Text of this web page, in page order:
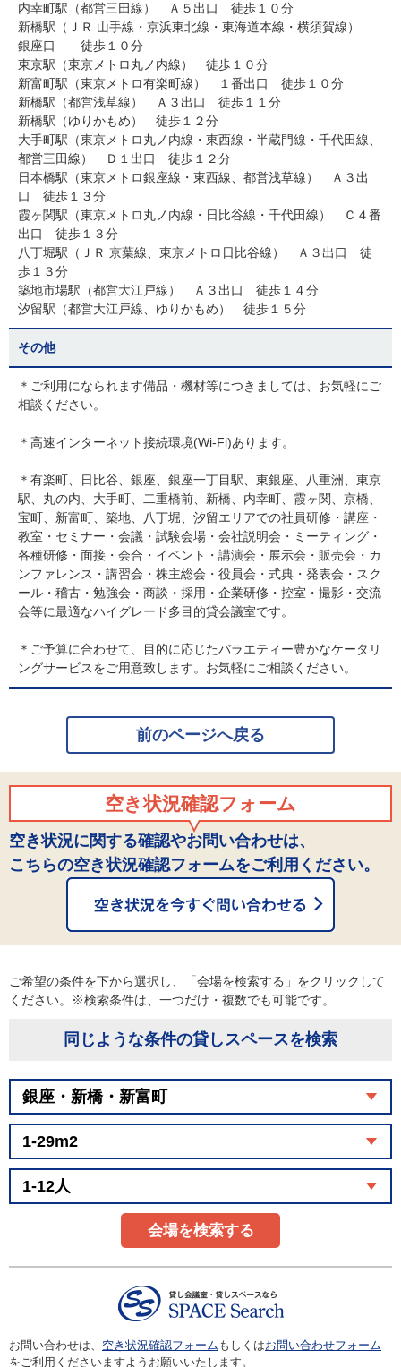
内幸町駅（都営三田線） Ａ５出口 徒歩１０分
新橋駅（ＪＲ 山手線・京浜東北線・東海道本線・横須賀線）
銀座口 徒歩１０分
東京駅（東京メトロ丸ノ内線） 徒歩１０分
新富町駅（東京メトロ有楽町線） １番出口 徒歩１０分
新橋駅（都営浅草線） Ａ３出口 徒歩１１分
新橋駅（ゆりかもめ） 徒歩１２分
大手町駅（東京メトロ丸ノ内線・東西線・半蔵門線・千代田線、
都営三田線） Ｄ１出口 徒歩１２分
日本橋駅（東京メトロ銀座線・東西線、都営浅草線） Ａ３出
口 徒歩１３分
霞ヶ関駅（東京メトロ丸ノ内線・日比谷線・千代田線） Ｃ４番
出口 徒歩１３分
八丁堀駅（ＪＲ 京葉線、東京メトロ日比谷線） Ａ３出口 徒
歩１３分
築地市場駅（都営大江戸線） Ａ３出口 徒歩１４分
汐留駅（都営大江戸線、ゆりかもめ） 徒歩１５分
その他
＊ご利用になられます備品・機材等につきましては、お気軽にご
相談ください。
＊高速インターネット接続環境(Wi-Fi)あります。
＊有楽町、日比谷、銀座、銀座一丁目駅、東銀座、八重洲、東京
駅、丸の内、大手町、二重橋前、新橋、内幸町、霞ヶ関、京橋、
宝町、新富町、築地、八丁堀、汐留エリアでの社員研修・講座・
教室・セミナー・会議・試験会場・会社説明会・ミーティング・
各種研修・面接・会合・イベント・講演会・展示会・販売会・カ
ンファレンス・講習会・株主総会・役員会・式典・発表会・スク
ール・稽古・勉強会・商談・採用・企業研修・控室・撮影・交流
会等に最適なハイグレード多目的貸会議室です。
＊ご予算に合わせて、目的に応じたバラエティー豊かなケータリ
ングサービスをご用意致します。お気軽にご相談ください。
前のページへ戻る
空き状況確認フォーム
空き状況に関する確認やお問い合わせは、
こちらの空き状況確認フォームをご利用ください。
ご希望の条件を下から選択し、「会場を検索する」をクリックして
ください。※検索条件は、一つだけ・複数でも可能です。
同じような条件の貸しスペースを検索
会場を検索する
お問い合わせは、 空き状況確認フォーム もしくはお問い合わせフォーム
をご利用くださいますようお願いいたします。